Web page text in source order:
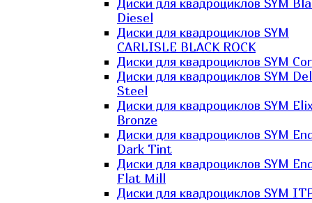
Диски для квадроциклов SYM
Diesel
Диски для квадроциклов SYM
CARLISLE BLACK ROCK
Диски для квадроциклов SYM
Диски для квадроциклов SYM
Steel
Диски для квадроциклов SYM
Bronze
Диски для квадроциклов SYM
Dark Tint
Диски для квадроциклов SYM
Flat Mill
Диски для квадроциклов SYM